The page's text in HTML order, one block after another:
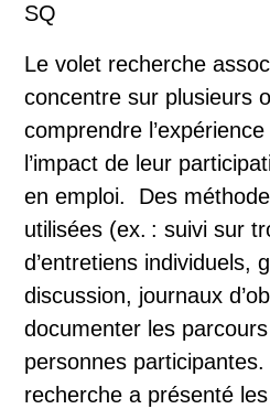
SQ
Le volet recherche
concentre sur plusieurs
comprendre
l’impact de leur
en emploi. Des
utilisées (ex. : suivi sur
d’entretiens individuels,
discussion, journaux
documenter les
personnes participantes.
recherche a présenté